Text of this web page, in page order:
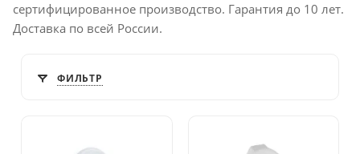
сертифицированное производство. Гарантия до 10 лет.
Доставка по всей России.
ФИЛЬТР